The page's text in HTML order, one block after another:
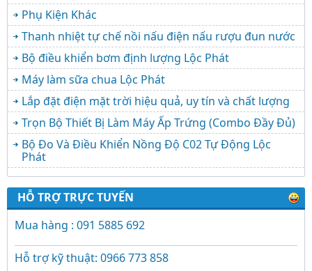
Phụ Kiện Khác
Thanh nhiệt tự chế nồi nấu điện nấu rượu đun nước
Bộ điều khiển bơm định lượng Lộc Phát
Máy làm sữa chua Lộc Phát
Lắp đặt điện mặt trời hiệu quả, uy tín và chất lượng
Trọn Bộ Thiết Bị Làm Máy Ấp Trứng (Combo Đầy Đủ)
Bộ Đo Và Điều Khiển Nồng Độ C02 Tự Động Lộc
Phát
HỖ TRỢ TRỰC TUYẾN
Mua hàng : 091 5885 692
Hỗ trợ kỹ thuật: 0966 773 858